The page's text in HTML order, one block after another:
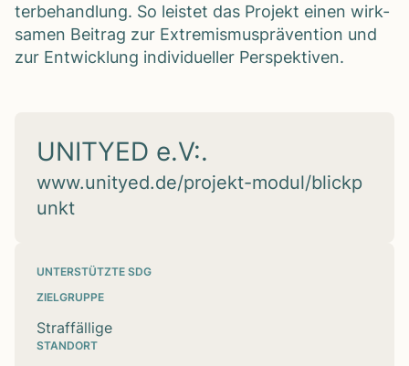
ter­be­hand­lung. So leis­tet das Pro­jekt einen wirk­
sa­men Bei­trag zur Extre­mis­mus­prä­ven­tion und
zur Ent­wick­lung indi­vi­du­el­ler Per­spek­ti­ven.
UNITYED e.V:.
www.unityed.de/projekt-modul/blickp
unkt
UNTERSTÜTZTE SDG
ZIELGRUPPE
Straffällige
STANDORT